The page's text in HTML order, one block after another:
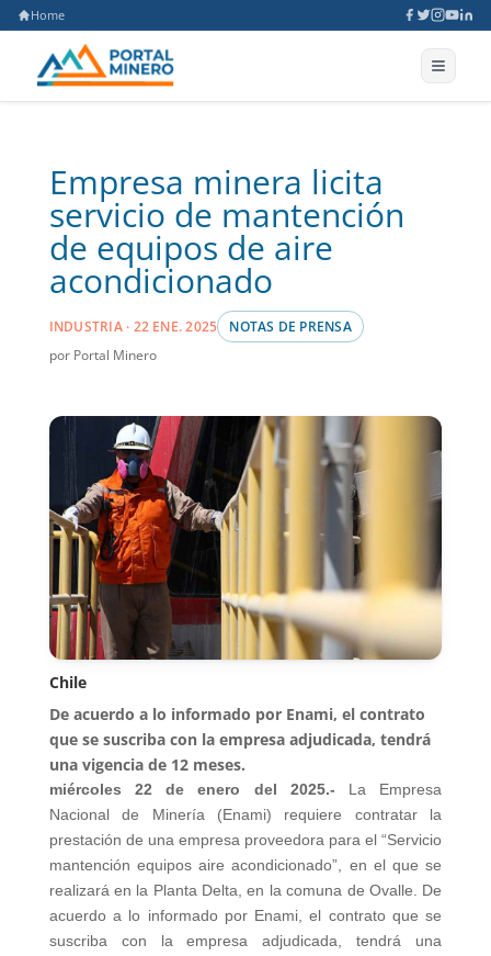
Home
Empresa minera licita
servicio de mantención
de equipos de aire
acondicionado
INDUSTRIA · 22 ENE. 2025 NOTAS DE PRENSA
por Portal Minero
Chile
De acuerdo a lo informado por Enami, el contrato
que se suscriba con la empresa adjudicada, tendrá
una vigencia de 12 meses.
miércoles 22 de enero del 2025.- La Empresa
Nacional de Minería (Enami) requiere contratar la
prestación de una empresa proveedora para el “Servicio
mantención equipos aire acondicionado”, en el que se
realizará en la Planta Delta, en la comuna de Ovalle. De
acuerdo a lo informado por Enami, el contrato que se
suscriba con la empresa adjudicada, tendrá una